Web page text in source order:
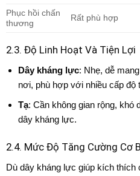
Phục hồi chấn
thương
Rất phù hợp
2.3. Độ Linh Hoạt Và Tiện Lợi
Dây kháng lực: Nhẹ, dễ
nơi, phù hợp với nhiều cấp độ
Tạ: Cần không gian rộng, khó
dây kháng lực.
2.4. Mức Độ Tăng Cường Cơ
Dù dây kháng lực giúp kích thích